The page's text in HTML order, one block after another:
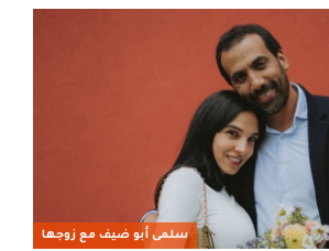
سلمى أبو ضيف مع زوجها